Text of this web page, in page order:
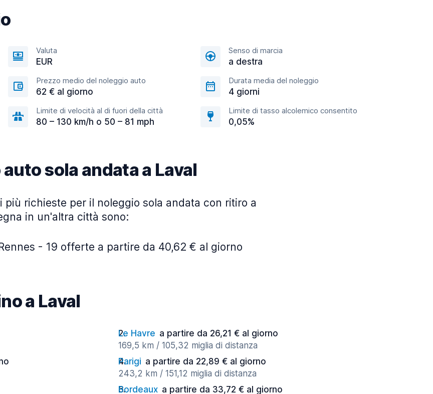
Valuta
EUR
Senso di marcia
a destra
Prezzo medio del noleggio auto
62 € al giorno
Durata media del noleggio
4 giorni
Limite di velocità al di fuori della città
80 – 130 km/h o 50 – 81 mph
Limite di tasso alcolemico consentito
0,05%
sola andata a Laval
più richieste per il noleggio sola andata con ritiro a
in un'altra città sono:
- 19 offerte a partire da 40,62 € al giorno
a Laval
Le Havre a partire da 26,21 € al giorno
169,5 km / 105,32 miglia di distanza
Parigi a partire da 22,89 € al giorno
243,2 km / 151,12 miglia di distanza
Bordeaux a partire da 33,72 € al giorno